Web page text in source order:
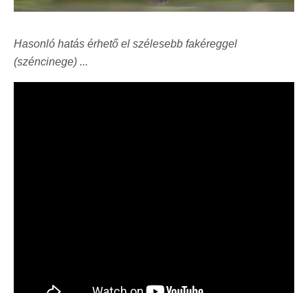
Hasonló hatás érhető el szélesebb fakéreggel
(széncinege) ...